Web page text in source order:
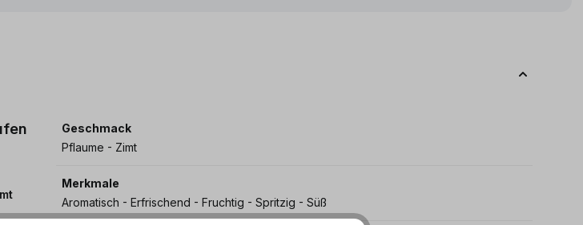
Geschmack
Pflaume - Zimt
Merkmale
Aromatisch - Erfrischend - Fruchtig - Spritzig - Süß